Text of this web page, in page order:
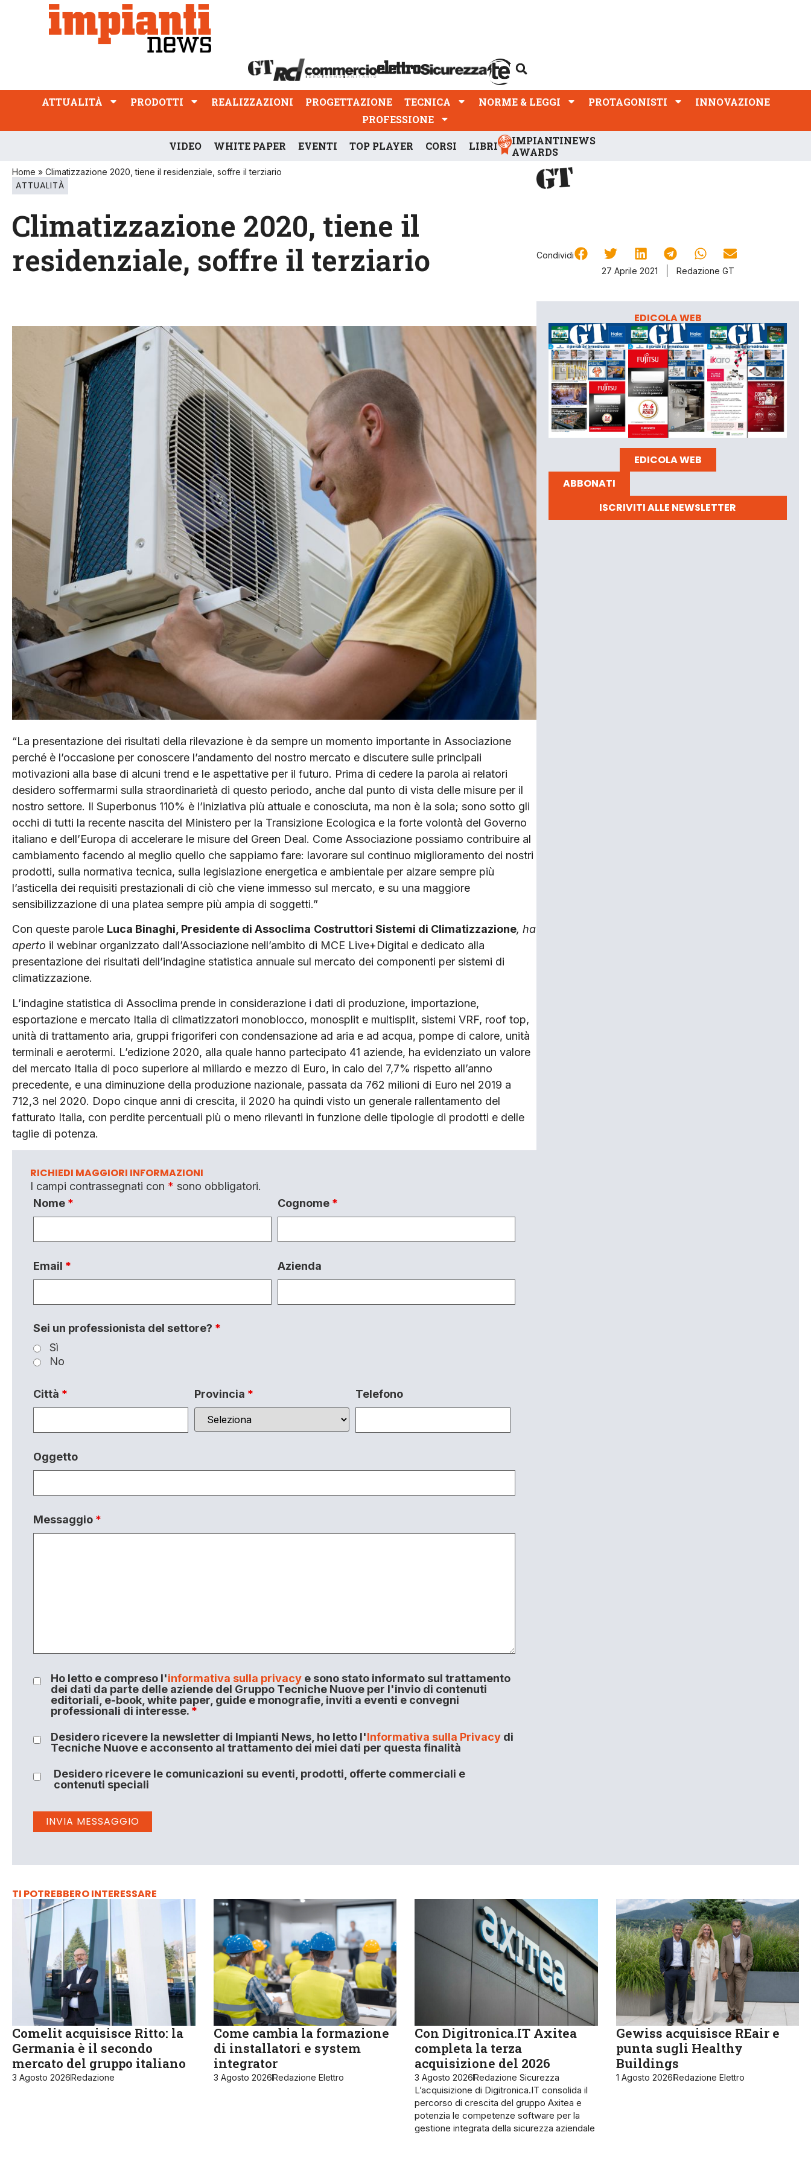
ATTUALITÀ PRODOTTI REALIZZAZIONI
PROFESSIONE
ATTUALITÀ PRODOTTI REALIZZAZIONI PROGETTAZIONE TECNICA NORME & LEGGI PROTAGONISTI
INNOVAZIONE
PROFESSIONE
VIDEO WHITE PAPER EVENTI TOP PLAYER CORSI LIBRI
IMPIANTINEWS
AWARDS
Home » Climatizzazione 2020, tiene il residenziale, soffre il terziario
ATTUALITÀ
Climatizzazione 2020, tiene il
residenziale, soffre il terziario
Condividi
27 Aprile 2021
Redazione GT
“La presentazione dei risultati della rilevazione è da sempre un momento importante in Associazione
perché è l’occasione per conoscere l’andamento del nostro mercato e discutere sulle principali
motivazioni alla base di alcuni trend e le aspettative per il futuro. Prima di cedere la parola ai relatori
desidero soffermarmi sulla straordinarietà di questo periodo, anche dal punto di vista delle misure per il
nostro settore. Il Superbonus 110% è l’iniziativa più attuale e conosciuta, ma non è la sola; sono sotto gli
occhi di tutti la recente nascita del Ministero per la Transizione Ecologica e la forte volontà del Governo
italiano e dell’Europa di accelerare le misure del Green Deal. Come Associazione possiamo contribuire al
cambiamento facendo al meglio quello che sappiamo fare: lavorare sul continuo miglioramento dei nostri
prodotti, sulla normativa tecnica, sulla legislazione energetica e ambientale per alzare sempre più
l’asticella dei requisiti prestazionali di ciò che viene immesso sul mercato, e su una maggiore
sensibilizzazione di una platea sempre più ampia di soggetti.”
Con queste parole Luca Binaghi, Presidente di Assoclima Costruttori Sistemi di Climatizzazione, ha
aperto il webinar organizzato dall’Associazione nell’ambito di MCE Live+Digital e dedicato alla
presentazione dei risultati dell’indagine statistica annuale sul mercato dei componenti per sistemi di
climatizzazione.
L’indagine statistica di Assoclima prende in considerazione i dati di produzione, importazione,
esportazione e mercato Italia di climatizzatori monoblocco, monosplit e multisplit, sistemi VRF, roof top,
unità di trattamento aria, gruppi frigoriferi con condensazione ad aria e ad acqua, pompe di calore, unità
terminali e aerotermi. L’edizione 2020, alla quale hanno partecipato 41 aziende, ha evidenziato un valore
del mercato Italia di poco superiore al miliardo e mezzo di Euro, in calo del 7,7% rispetto all’anno
precedente, e una diminuzione della produzione nazionale, passata da 762 milioni di Euro nel 2019 a
712,3 nel 2020. Dopo cinque anni di crescita, il 2020 ha quindi visto un generale rallentamento del
fatturato Italia, con perdite percentuali più o meno rilevanti in funzione delle tipologie di prodotti e delle
taglie di potenza.
RICHIEDI MAGGIORI INFORMAZIONI
I campi contrassegnati con * sono obbligatori.
Nome * Cognome *
Email * Azienda
Sei un professionista del settore? *
Sì
No
Città * Provincia * Telefono
Oggetto
Messaggio *
Ho letto e compreso l'informativa sulla privacye sono stato informato sul trattamento
dei dati da parte delle aziende del Gruppo Tecniche Nuove per l'invio di contenuti
editoriali, e-book, white paper, guide e monografie, inviti a eventi e convegni
professionali di interesse. *
Desidero ricevere la newsletter di Impianti News, ho letto l'Informativa sulla Privacydi
Tecniche Nuove e acconsento al trattamento dei miei dati per questa finalità
Desidero ricevere le comunicazioni su eventi, prodotti, offerte commerciali e
contenuti speciali
EDICOLA WEB
EDICOLA WEB
ABBONATI
ISCRIVITI ALLE NEWSLETTER
TI POTREBBERO INTERESSARE
Comelit acquisisce Ritto: la
Germania è il secondo
mercato del gruppo italiano
3 Agosto 2026Redazione
Come cambia la formazione
di installatori e system
integrator
3 Agosto 2026Redazione Elettro
Con Digitronica.IT Axitea
completa la terza
acquisizione del 2026
3 Agosto 2026Redazione Sicurezza
L’acquisizione di Digitronica.IT consolida il
percorso di crescita del gruppo Axitea e
potenzia le competenze software per la
gestione integrata della sicurezza aziendale
Gewiss acquisisce REair e
punta sugli Healthy
Buildings
1 Agosto 2026Redazione Elettro